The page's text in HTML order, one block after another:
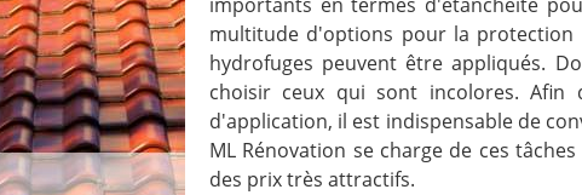
multitude d'options pour la
hydrofuges peuvent être appliqués.
choisir ceux qui sont incolores. Afin
d'application, il est indispensable de
ML Rénovation se charge de ces
des prix très attractifs.